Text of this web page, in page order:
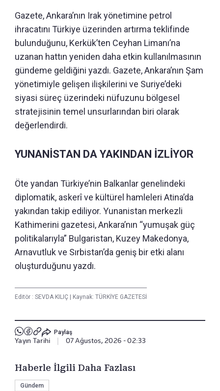
Gazete, Ankara’nın Irak yönetimine petrol
ihracatını Türkiye üzerinden artırma teklifinde
bulunduğunu, Kerkük’ten Ceyhan Limanı’na
uzanan hattın yeniden daha etkin kullanılmasının
gündeme geldiğini yazdı. Gazete, Ankara’nın Şam
yönetimiyle gelişen ilişkilerini ve Suriye’deki
siyasi süreç üzerindeki nüfuzunu bölgesel
stratejisinin temel unsurlarından biri olarak
değerlendirdi.
YUNANİSTAN DA YAKINDAN İZLİYOR
Öte yandan Türkiye’nin Balkanlar genelindeki
diplomatik, askerî ve kültürel hamleleri Atina’da
yakından takip ediliyor. Yunanistan merkezli
Kathimerini gazetesi, Ankara’nın “yumuşak güç
politikalarıyla” Bulgaristan, Kuzey Makedonya,
Arnavutluk ve Sırbistan’da geniş bir etki alanı
oluşturduğunu yazdı.
Editör : SEVDA KILIÇ Kaynak: TÜRKİYE GAZETESİ
Paylaş
Yayın Tarihi 07 Ağustos, 2026 - 02:33
Haberle İlgili Daha Fazlası
Gündem